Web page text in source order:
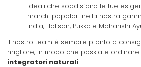
ideali che soddisfano le tue
marchi popolari nella nostra
India, Holisan, Pukka e Maharishi
Il nostro team è sempre pronto a
migliore, in modo che possiate ordinare
integratori naturali.